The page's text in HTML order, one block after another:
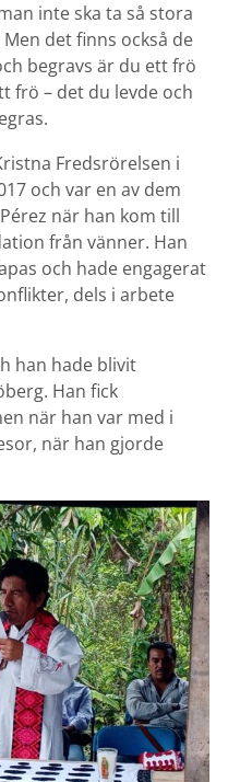
inte ska ta så stora
det finns också de
begravs är du ett frö
frö – det du levde och
Fredsrörelsen i
och var en av dem
när han kom till
från vänner. Han
och hade engagerat
dels i arbete
han hade blivit
Han fick
när han var med i
när han gjorde